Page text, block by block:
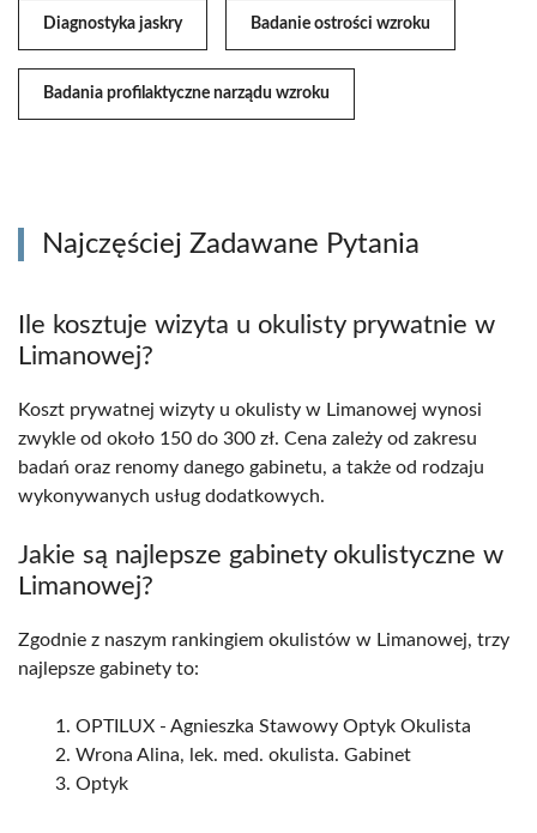
Diagnostyka jaskry Badanie ostrości wzroku
Badania profilaktyczne narządu wzroku
Najczęściej Zadawane Pytania
Ile kosztuje wizyta u okulisty prywatnie w
Limanowej?
Koszt prywatnej wizyty u okulisty w Limanowej wynosi
zwykle od około 150 do 300 zł. Cena zależy od zakresu
badań oraz renomy danego gabinetu, a także od rodzaju
wykonywanych usług dodatkowych.
Jakie są najlepsze gabinety okulistyczne w
Limanowej?
Zgodnie z naszym rankingiem okulistów w Limanowej, trzy
najlepsze gabinety to:
OPTILUX - Agnieszka Stawowy Optyk Okulista
Wrona Alina, lek. med. okulista. Gabinet
Optyk